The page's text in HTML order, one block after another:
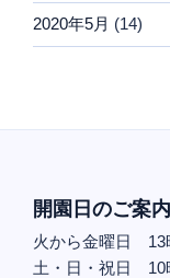
2020年5月 (14)
開園日のご案内
火から金曜日 13
土・日・祝日 10